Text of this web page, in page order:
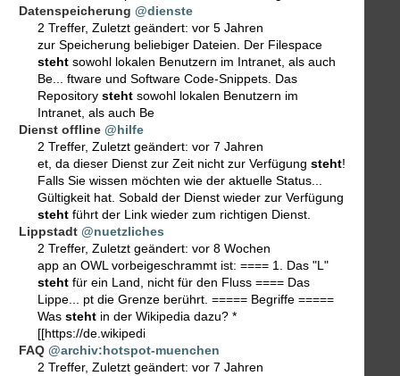
Datenspeicherung @dienste
2 Treffer, Zuletzt geändert: vor 5 Jahren
zur Speicherung beliebiger Dateien. Der Filespace
steht sowohl lokalen Benutzern im Intranet, als auch
Be... ftware und Software Code-Snippets. Das
Repository steht sowohl lokalen Benutzern im
Intranet, als auch Be
Dienst offline @hilfe
2 Treffer, Zuletzt geändert: vor 7 Jahren
et, da dieser Dienst zur Zeit nicht zur Verfügung steht!
Falls Sie wissen möchten wie der aktuelle Status...
Gültigkeit hat. Sobald der Dienst wieder zur Verfügung
steht führt der Link wieder zum richtigen Dienst.
Lippstadt @nuetzliches
2 Treffer, Zuletzt geändert: vor 8 Wochen
app an OWL vorbeigeschrammt ist: ==== 1. Das "L"
steht für ein Land, nicht für den Fluss ==== Das
Lippe... pt die Grenze berührt. ===== Begriffe =====
Was steht in der Wikipedia dazu? *
[[https://de.wikipedi
FAQ @archiv:hotspot-muenchen
2 Treffer, Zuletzt geändert: vor 7 Jahren